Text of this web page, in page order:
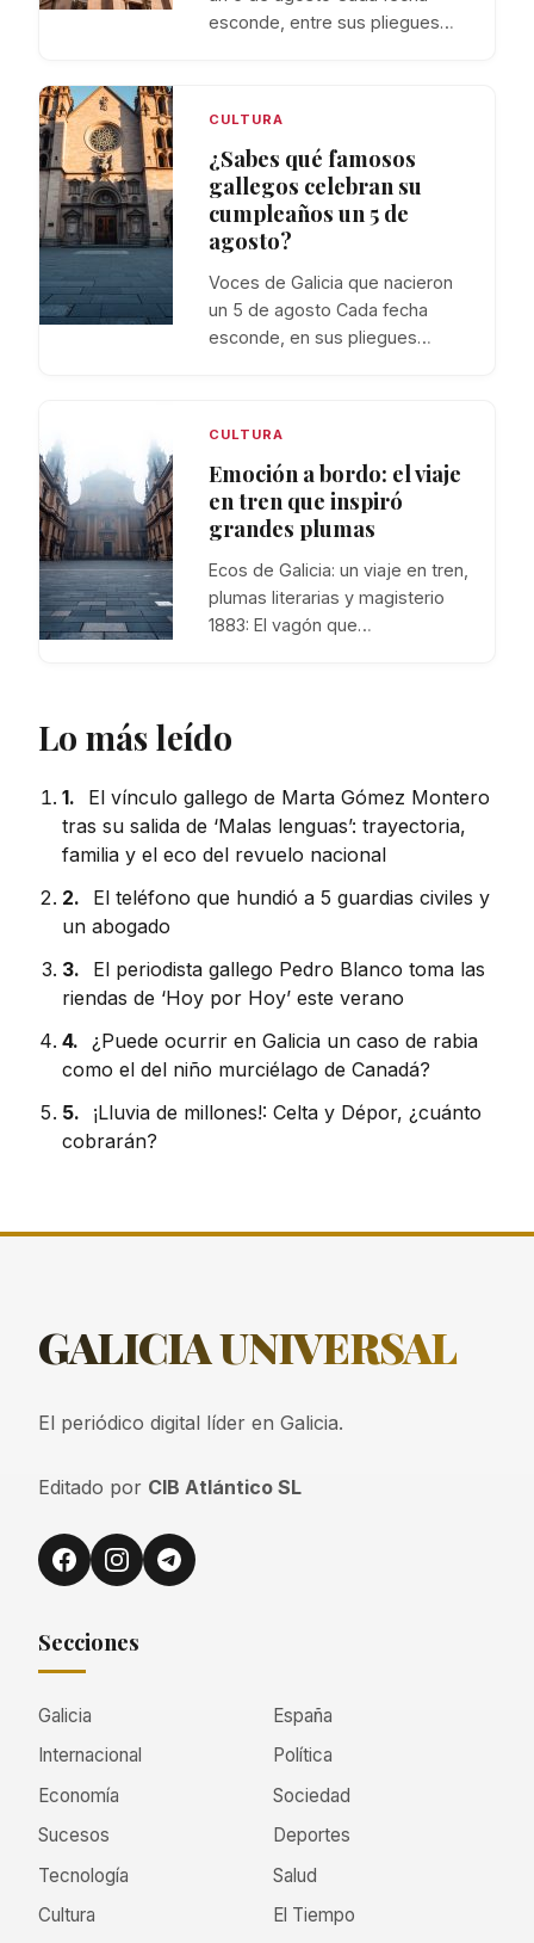
esconde, entre sus pliegues…
CULTURA
¿Sabes qué famosos
gallegos celebran su
cumpleaños un 5 de
agosto?
Voces de Galicia que nacieron
un 5 de agosto Cada fecha
esconde, en sus pliegues…
CULTURA
Emoción a bordo: el viaje
en tren que inspiró
grandes plumas
Ecos de Galicia: un viaje en tren,
plumas literarias y magisterio
1883: El vagón que…
Lo más leído
1.
El vínculo gallego de Marta Gómez Montero
tras su salida de ‘Malas lenguas’: trayectoria,
familia y el eco del revuelo nacional
2.
El teléfono que hundió a 5 guardias civiles y
un abogado
3.
El periodista gallego Pedro Blanco toma las
riendas de ‘Hoy por Hoy’ este verano
4.
¿Puede ocurrir en Galicia un caso de rabia
como el del niño murciélago de Canadá?
5.
¡Lluvia de millones!: Celta y Dépor, ¿cuánto
cobrarán?
GALICIAUNIVERSAL
El periódico digital líder en Galicia.
Editado por CIB Atlántico SL
Secciones
Galicia
España
Internacional
Política
Economía
Sociedad
Sucesos
Deportes
Tecnología
Salud
Cultura
El Tiempo